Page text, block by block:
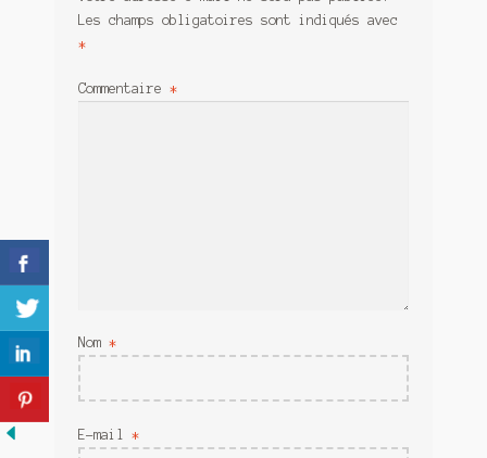
Meurtre en alternance
Sans retour
Sauver ou périr
Une baffe et ça repart
Les champs obligatoires sont indiqués avec
*
Commentaire *
Nom *
E-mail *